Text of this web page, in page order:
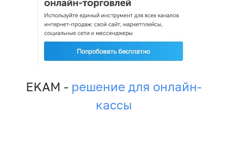
EKAM - решение для онлайн-
кассы